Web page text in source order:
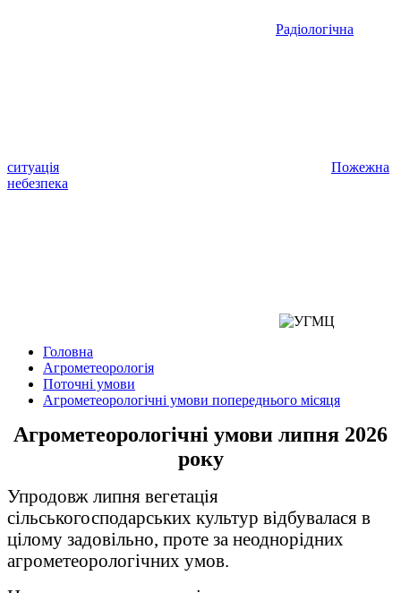
Радіологічна
ситуація
Пожежна
небезпека
Головна
Агрометеорологія
Поточні умови
Агрометеорологічні умови попереднього місяця
Агрометеорологічні умови липня 2026
року
Упродовж липня вегетація
сільськогосподарських культур відбувалася в
цілому задовільно, проте за неоднорідних
агрометеорологічних умов.